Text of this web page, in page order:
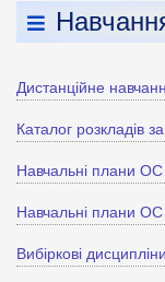
Дистанційне
Каталог розкладів
Навчальні плани ОС
Навчальні плани
Вибіркові дисципліни